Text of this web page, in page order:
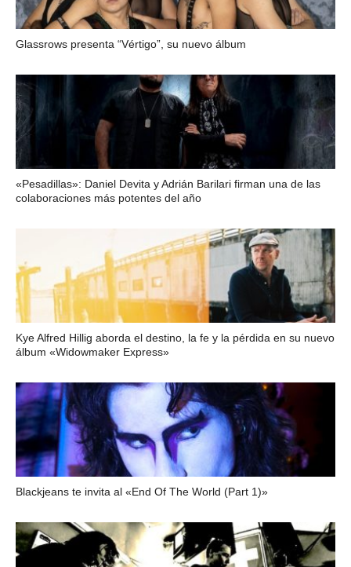
Glassrows presenta “Vértigo”, su nuevo álbum
«Pesadillas»: Daniel Devita y Adrián Barilari firman una de las
colaboraciones más potentes del año
Kye Alfred Hillig aborda el destino, la fe y la pérdida en su nuevo
álbum «Widowmaker Express»
Blackjeans te invita al «End Of The World (Part 1)»